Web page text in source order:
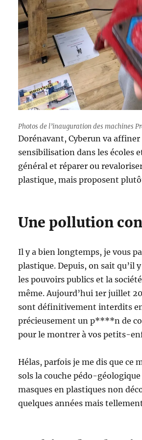
Photos de l’inauguration des machines
Dorénavant, Cyberun va
sensibilisation dans les écoles
général et réparer ou
plastique, mais proposent
Une pollution
Il y a bien longtemps, je vous
plastique. Depuis, on sait qu’il
les pouvoirs publics et la
même. Aujourd’hui 1er juillet
sont définitivement interdits en
précieusement un p****n de
pour le montrer à vos petits-
Hélas, parfois je me dis que
sols la couche pédo-
masques en plastiques non
quelques années mais